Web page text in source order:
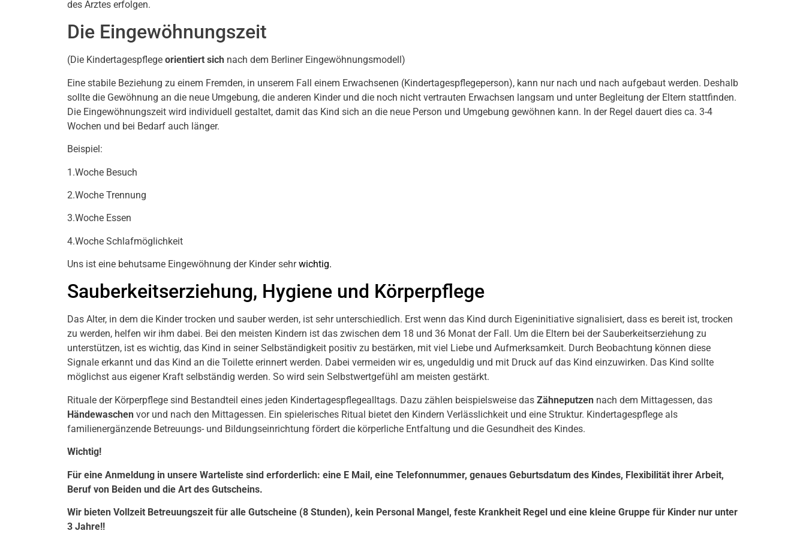
des Arztes erfolgen.
Die Eingewöhnungszeit
(Die Kindertagespflege orientiert sich nach dem Berliner Eingewöhnungsmodell)
Eine stabile Beziehung zu einem Fremden, in unserem Fall einem Erwachsenen (Kindertagespflegeperson), kann nur nach und nach aufgebaut werden. Deshalb
sollte die Gewöhnung an die neue Umgebung, die anderen Kinder und die noch nicht vertrauten Erwachsen langsam und unter Begleitung der Eltern stattfinden.
Die Eingewöhnungszeit wird individuell gestaltet, damit das Kind sich an die neue Person und Umgebung gewöhnen kann. In der Regel dauert dies ca. 3-4
Wochen und bei Bedarf auch länger.
Beispiel:
1.Woche Besuch
2.Woche Trennung
3.Woche Essen
4.Woche Schlafmöglichkeit
Uns ist eine behutsame Eingewöhnung der Kinder sehrwichtig.
Sauberkeitserziehung, Hygiene und Körperpflege
Das Alter, in dem die Kinder trocken und sauber werden, ist sehr unterschiedlich. Erst wenn das Kind durch Eigeninitiative signalisiert, dass es bereit ist, trocken
zu werden, helfen wir ihm dabei. Bei den meisten Kindern ist das zwischen dem 18 und 36 Monat der Fall. Um die Eltern bei der Sauberkeitserziehung zu
unterstützen, ist es wichtig, das Kind in seiner Selbständigkeit positiv zu bestärken, mit viel Liebe und Aufmerksamkeit. Durch Beobachtung können diese
Signale erkannt und das Kind an die Toilette erinnert werden. Dabei vermeiden wir es, ungeduldig und mit Druck auf das Kind einzuwirken. Das Kind sollte
möglichst aus eigener Kraft selbständig werden. So wird sein Selbstwertgefühl am meisten gestärkt.
Rituale der Körperpflege sind Bestandteil eines jeden Kindertagespflegealltags. Dazu zählen beispielsweise das Zähneputzen nach dem Mittagessen, das
Händewaschen vor und nach den Mittagessen. Ein spielerisches Ritual bietet den Kindern Verlässlichkeit und eine Struktur. Kindertagespflege als
familienergänzende Betreuungs- und Bildungseinrichtung fördert die körperliche Entfaltung und die Gesundheit des Kindes.
Wichtig!
Für eine Anmeldung in unsere Warteliste sind erforderlich: eine E Mail, eine Telefonnummer, genaues Geburtsdatum des Kindes, Flexibilität ihrer Arbeit,
Beruf von Beiden und die Art des Gutscheins.
Wir bieten Vollzeit Betreuungszeit für alle Gutscheine (8 Stunden), kein Personal Mangel, feste Krankheit Regel und eine kleine Gruppe für Kinder nur unter
3 Jahre!!